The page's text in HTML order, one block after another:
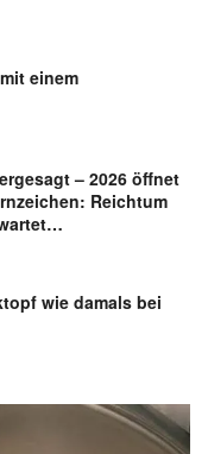
einem
– 2026 öffnet
Reichtum
wie damals bei